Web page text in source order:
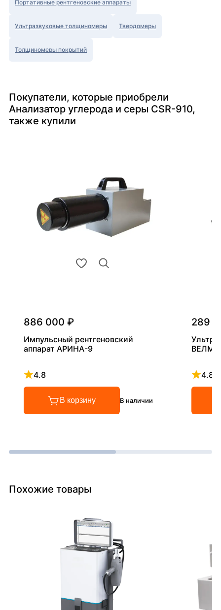
Портативные рентгеновские аппараты
Ультразвуковые толщиномеры Твердомеры
Толщиномеры покрытий
Покупатели, которые приобрели
Анализатор углерода и серы CSR-910,
также купили
886 000 ₽
Импульсный рентгеновский
аппарат АРИНА-9
4.8
Рейтинг 4.8 из 5
В корзину В наличии
289
4.8
Похожие товары